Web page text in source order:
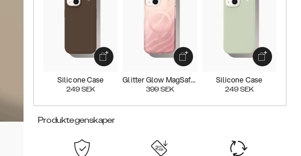
Silicone Case
249 SEK
Glitter Glow MagSafe Case
399 SEK
Silicone Case
249 SEK
Produktegenskaper